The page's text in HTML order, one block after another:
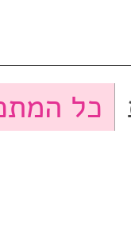
כל